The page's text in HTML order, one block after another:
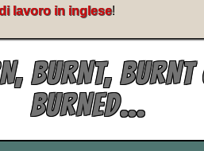
lavoro in inglese!
BURNT, BURNT
BURNED…